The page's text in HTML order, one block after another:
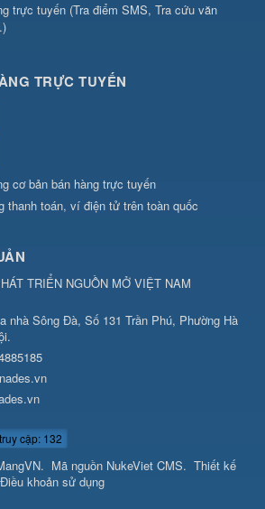
trực tuyến (Tra điểm SMS, Tra cứu văn
TRỰC TUYẾN
cơ bản bán hàng trực tuyến
thanh toán, ví điện tử trên toàn quốc
TRIỂN NGUỒN MỞ VIỆT NAM
nhà Sông Đà, Số 131 Trần Phú, Phường Hà
cập: 132
. Mã nguồn NukeViet CMS. Thiết kế
Điều khoản sử dụng